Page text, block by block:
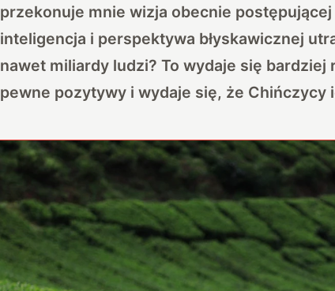
przekonuje mnie wizja obecnie
inteligencja i perspektywa błyskawicznej
nawet miliardy ludzi? To wydaje się
pewne pozytywy i wydaje się, że Chińczycy